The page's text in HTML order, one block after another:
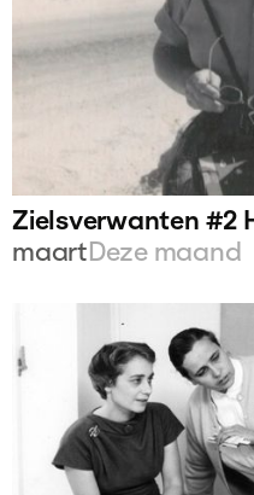
Zielsverwanten #2
maartDeze maand